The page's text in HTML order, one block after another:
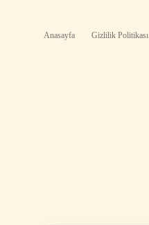
Anasayfa Gizlilik Politikası